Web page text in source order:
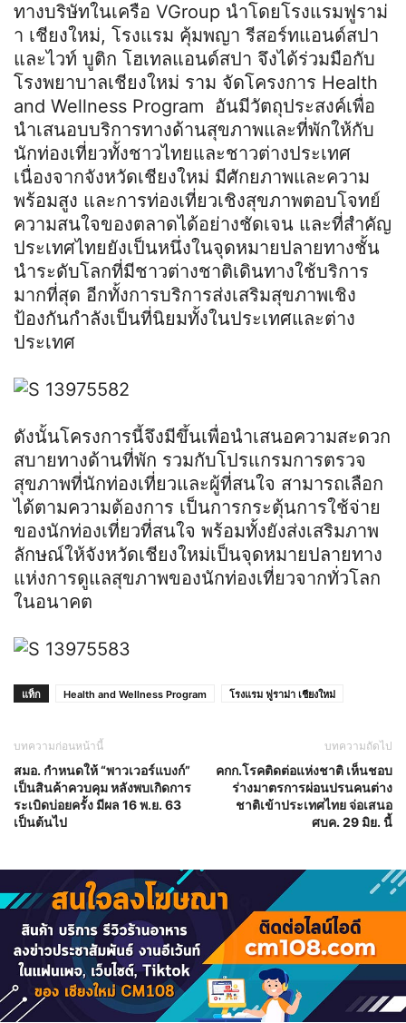
ทางบริษัทในเครือ VGroup นำโดยโรงแรมฟูราม่
า เชียงใหม่, โรงแรม คุ้มพญา รีสอร์ทแอนด์สปา
และไวท์ บูติก โฮเทลแอนด์สปา จึงได้ร่วมมือกับ
โรงพยาบาลเชียงใหม่ ราม จัดโครงการ Health
and Wellness Program อันมีวัตถุประสงค์เพื่อ
นำเสนอบบริการทางด้านสุขภาพและที่พักให้กับ
นักท่องเที่ยวทั้งชาวไทยและชาวต่างประเทศ
เนื่องจากจังหวัดเชียงใหม่ มีศักยภาพและความ
พร้อมสูง และการท่องเที่ยวเชิงสุขภาพตอบโจทย์
ความสนใจของตลาดได้อย่างชัดเจน และที่สำคัญ
ประเทศไทยยังเป็นหนึ่งในจุดหมายปลายทางชั้น
นำระดับโลกที่มีชาวต่างชาติเดินทางใช้บริการ
มากที่สุด อีกทั้งการบริการส่งเสริมสุขภาพเชิง
ป้องกันกำลังเป็นที่นิยมทั้งในประเทศและต่าง
ประเทศ
ดังนั้นโครงการนี้จึงมีขึ้นเพื่อนำเสนอความสะดวก
สบายทางด้านที่พัก รวมกับโปรแกรมการตรวจ
สุขภาพที่นักท่องเที่ยวและผู้ที่สนใจ สามารถเลือก
ได้ตามความต้องการ เป็นการกระตุ้นการใช้จ่าย
ของนักท่องเที่ยวที่สนใจ พร้อมทั้งยังส่งเสริมภาพ
ลักษณ์ให้จังหวัดเชียงใหม่เป็นจุดหมายปลายทาง
แห่งการดูแลสุขภาพของนักท่องเที่ยวจากทั่วโลก
ในอนาคต
แท็ก Health and Wellness Program โรงแรม ฟูราม่า เชียงใหม่
บทความก่อนหน้านี้
สมอ. กำหนดให้ “พาวเวอร์แบงก์”
เป็นสินค้าควบคุม หลังพบเกิดการ
ระเบิดบ่อยครั้ง มีผล 16 พ.ย. 63
เป็นต้นไป
บทความถัดไป
คกก.โรคติดต่อแห่งชาติ เห็นชอบ
ร่างมาตรการผ่อนปรนคนต่าง
ชาติเข้าประเทศไทย จ่อเสนอ
ศบค. 29 มิย. นี้